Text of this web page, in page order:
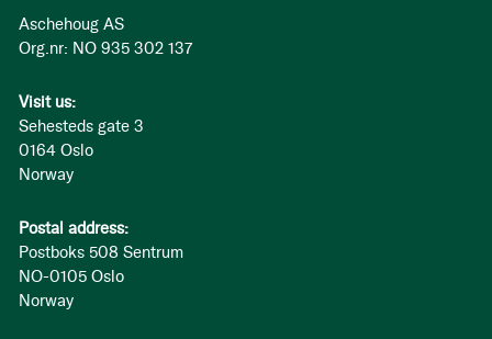
Aschehoug AS
Org.nr: NO 935 302 137
Visit us:
Sehesteds gate 3
0164 Oslo
Norway
Postal address:
Postboks 508 Sentrum
NO-0105 Oslo
Norway